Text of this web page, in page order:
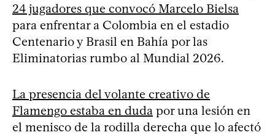
24 jugadores que convocó Marcelo Bielsa
para enfrentar a Colombia en el estadio
Centenario y Brasil en Bahía por las
Eliminatorias rumbo al Mundial 2026.
La presencia del volante creativo de
Flamengo estaba en duda por una lesión en
el menisco de la rodilla derecha que lo afectó